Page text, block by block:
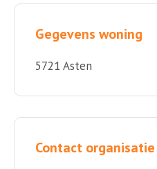
Gegevens woning
5721 Asten
Contact organisatie